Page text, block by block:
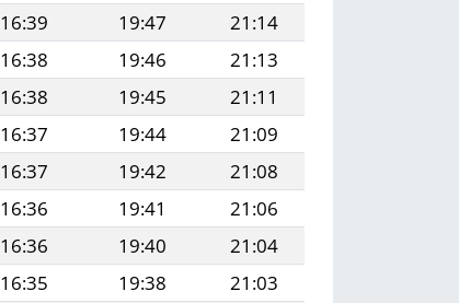
16:39 19:47
21:14
16:38 19:46
21:13
16:38 19:45
21:11
16:37 19:44
21:09
16:37 19:42
21:08
16:36 19:41
21:06
16:36 19:40
21:04
16:35 19:38
21:03